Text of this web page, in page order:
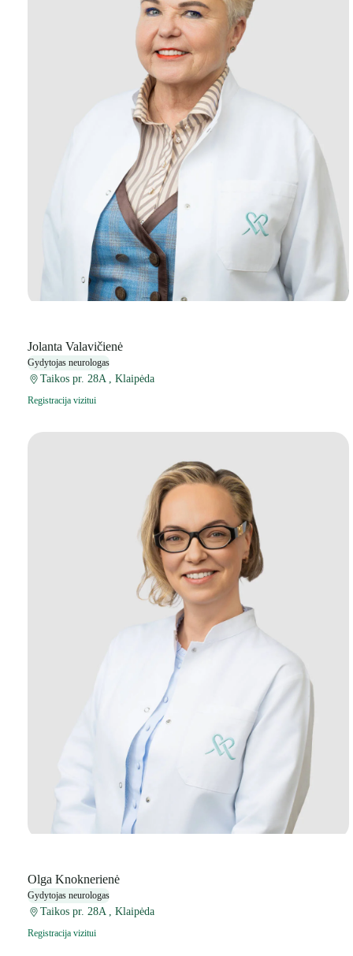
Jolanta Valavičienė
Gydytojas neurologas
Taikos pr. 28A , Klaipėda
Registracija vizitui
Olga Knoknerienė
Gydytojas neurologas
Taikos pr. 28A , Klaipėda
Registracija vizitui